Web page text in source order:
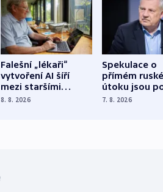
Falešní „lékaři“
vytvoření AI šíří
mezi staršími
Poláky nebezpečné
8. 8. 2026
Spekulace o
přímém
útoku jsou
míní
7. 8. 2026